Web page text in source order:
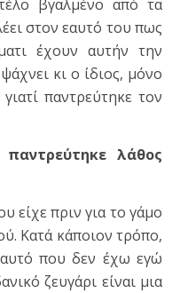
βγαλμένο από τα
στον εαυτό του πως
έχουν αυτήν την
κι ο ίδιος, μόνο
παντρεύτηκε τον
λάθος
είχε πριν για το γάμο
Κατά κάποιον τρόπο,
που δεν έχω εγώ
ζευγάρι είναι μια